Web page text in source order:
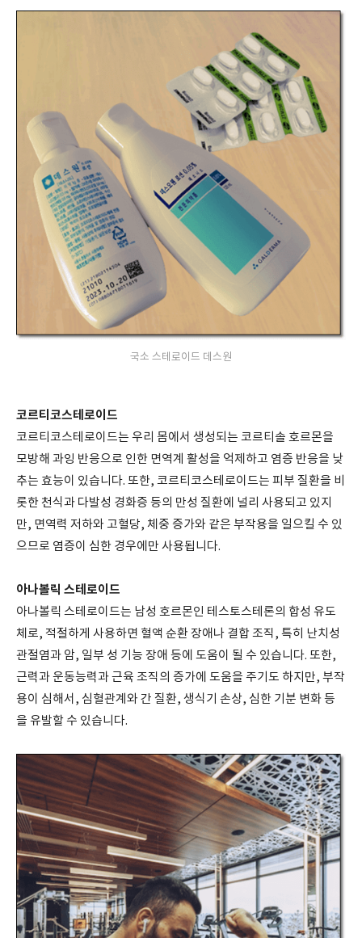
국소 스테로이드 데스원
코르티코스테로이드
코르티코스테로이드는 우리 몸에서 생성되는 코르티솔 호르몬을
모방해 과잉 반응으로 인한 면역계 활성을 억제하고 염증 반응을 낮
추는 효능이 있습니다. 또한, 코르티코스테로이드는 피부 질환을 비
롯한 천식과 다발성 경화증 등의 만성 질환에 널리 사용되고 있지
만, 면역력 저하와 고혈당, 체중 증가와 같은 부작용을 일으킬 수 있
으므로 염증이 심한 경우에만 사용됩니다.
아나볼릭 스테로이드
아나볼릭 스테로이드는 남성 호르몬인 테스토스테론의 합성 유도
체로, 적절하게 사용하면 혈액 순환 장애나 결합 조직, 특히 난치성
관절염과 암, 일부 성 기능 장애 등에 도움이 될 수 있습니다. 또한,
근력과 운동능력과 근육 조직의 증가에 도움을 주기도 하지만, 부작
용이 심해서, 심혈관계와 간 질환, 생식기 손상, 심한 기분 변화 등
을 유발할 수 있습니다.